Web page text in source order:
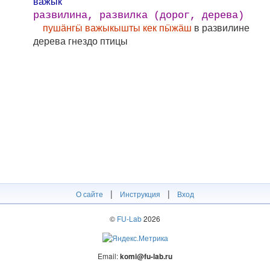
развилина, развилка (дорог, дерева)
пушӓнгӹ важыкышты кек пӹжӓш в развилине
дерева гнездо птицы
О сайте | Инструкция | Вход
© FU-Lab2026
Email:komi@fu-lab.ru